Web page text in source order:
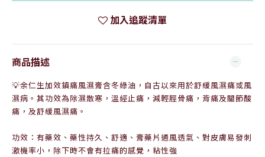
加入追蹤清單
商品描述
💡余仁生加效鎮痛風濕膏含冬綠油，自古以來用於舒緩風濕痛或風
濕病。其功效為除濕散寒，溫經止痛，減輕脛骨痛，背痛及關節酸
痛，及舒緩風濕痛。
功效： 有藥效、 藥性持久、 舒適、 膏藥片通風透氣、對皮膚易發刺
激機率小， 除下時不會有拉痛的感覺，粘性強